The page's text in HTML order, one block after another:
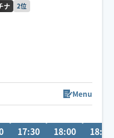
ナ 2位
くしたい
体の痛みや不調、お
はなく"根本"から対
Menu
17:30 18:00 18:30